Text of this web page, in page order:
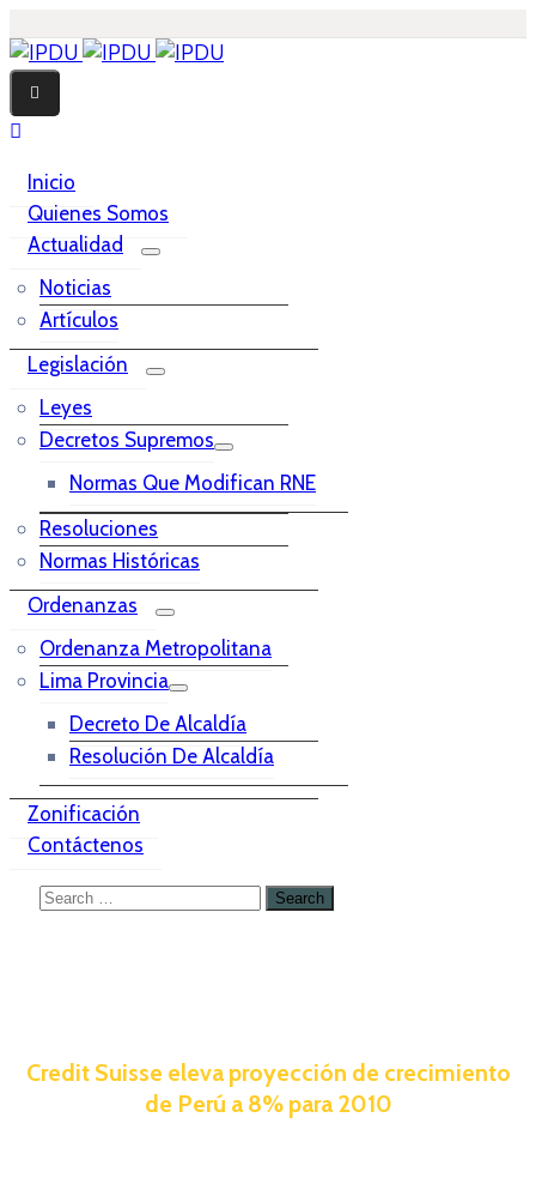
Inicio
Quienes Somos
Actualidad
Noticias
Artículos
Legislación
Leyes
Decretos Supremos
Normas Que Modifican RNE
Resoluciones
Normas Históricas
Ordenanzas
Ordenanza Metropolitana
Lima Provincia
Decreto De Alcaldía
Resolución De Alcaldía
Zonificación
Contáctenos
Credit Suisse eleva proyección de crecimiento
de Perú a 8% para 2010